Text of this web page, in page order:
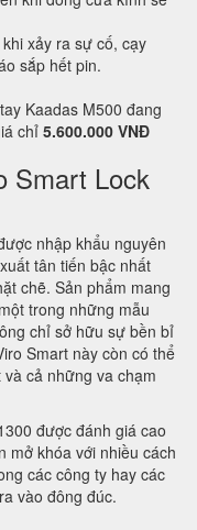
xảy ra sự cố, cạy
sắp hết pin.
Kaadas M500 đang
chỉ 5.600.000 VNĐ
Smart Lock
nhập khẩu nguyên
tân tiến bậc nhất
chẽ. Sản phẩm mang
trong những mẫu
chỉ sở hữu sự bền bỉ
Smart này còn có thể
cả những va chạm
được đánh giá cao
mở khóa với nhiều cách
các công ty hay các
vào đông đúc.